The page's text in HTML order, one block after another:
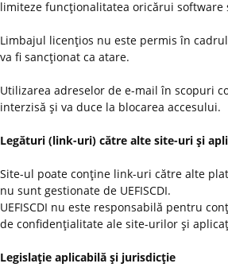
limiteze funcţionalitatea oricărui software
Limbajul licenţios nu este permis în
va fi sancţionat ca atare.
Utilizarea adreselor de e-mail în scopuri
interzisă şi va duce la blocarea accesului.
Legături (link-uri) către alte site-uri şi
Site-ul poate conţine link-uri către alte
nu sunt gestionate de UEFISCDI.
UEFISCDI nu este responsabilă pentru
de confidenţialitate ale site-urilor şi
Legislaţie aplicabilă şi jurisdicţie